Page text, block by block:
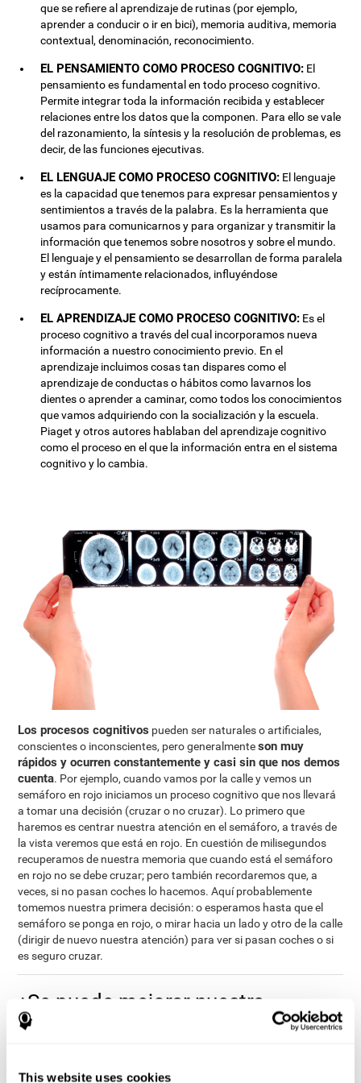
This website uses cookies
que se refiere al aprendizaje de rutinas (por ejemplo,
aprender a conducir o ir en bici), memoria auditiva, memoria
contextual, denominación, reconocimiento.
EL PENSAMIENTO COMO PROCESO COGNITIVO: El
pensamiento es fundamental en todo proceso cognitivo.
Permite integrar toda la información recibida y establecer
relaciones entre los datos que la componen. Para ello se vale
del razonamiento, la síntesis y la resolución de problemas, es
decir, de las funciones ejecutivas.
EL LENGUAJE COMO PROCESO COGNITIVO: El lenguaje
es la capacidad que tenemos para expresar pensamientos y
sentimientos a través de la palabra. Es la herramienta que
usamos para comunicarnos y para organizar y transmitir la
información que tenemos sobre nosotros y sobre el mundo.
El lenguaje y el pensamiento se desarrollan de forma paralela
y están íntimamente relacionados, influyéndose
recíprocamente.
EL APRENDIZAJE COMO PROCESO COGNITIVO: Es el
proceso cognitivo a través del cual incorporamos nueva
información a nuestro conocimiento previo. En el
aprendizaje incluimos cosas tan dispares como el
aprendizaje de conductas o hábitos como lavarnos los
dientes o aprender a caminar, como todos los conocimientos
que vamos adquiriendo con la socialización y la escuela.
Piaget y otros autores hablaban del aprendizaje cognitivo
como el proceso en el que la información entra en el sistema
cognitivo y lo cambia.
Los procesos cognitivos pueden ser naturales o artificiales,
conscientes o inconscientes, pero generalmenteson muy
rápidos y ocurren constantemente y casi sin que nos demos
cuenta. Por ejemplo, cuando vamos por la calle y vemos un
semáforo en rojo iniciamos un proceso cognitivo que nos llevará
a tomar una decisión (cruzar o no cruzar). Lo primero que
haremos es centrar nuestra atención en el semáforo, a través de
la vista veremos que está en rojo. En cuestión de milisegundos
recuperamos de nuestra memoria que cuando está el semáforo
en rojo no se debe cruzar; pero también recordaremos que, a
veces, si no pasan coches lo hacemos. Aquí probablemente
tomemos nuestra primera decisión: o esperamos hasta que el
semáforo se ponga en rojo, o mirar hacia un lado y otro de la calle
(dirigir de nuevo nuestra atención) para ver si pasan coches o si
es seguro cruzar.
¿Se puede mejorar nuestra
cognición?
A continuación detallamos alguna herramienta y estrategia